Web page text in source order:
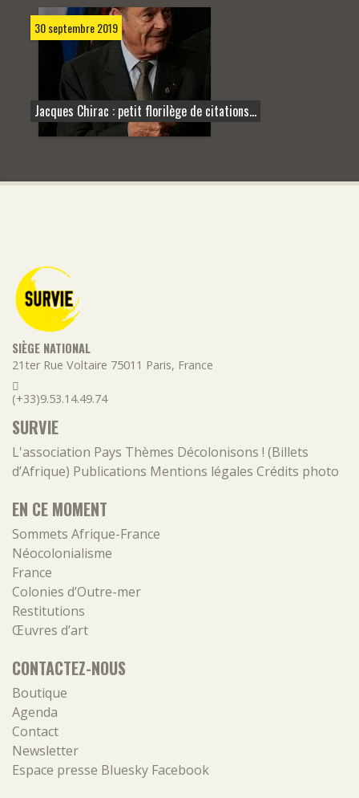
30 septembre 2019
Jacques Chirac : petit florilège de citations...
SIÈGE NATIONAL
21ter Rue Voltaire 75011 Paris, France
(+33)9.53.14.49.74
SURVIE
L'association Pays Thèmes Décolonisons ! (Billets
d’Afrique) Publications Mentions légales Crédits photo
EN CE MOMENT
Sommets Afrique-France
Néocolonialisme
France
Colonies d’Outre-mer
Restitutions
Œuvres d’art
CONTACTEZ-NOUS
Boutique
Agenda
Contact
Newsletter
Espace presse Bluesky Facebook